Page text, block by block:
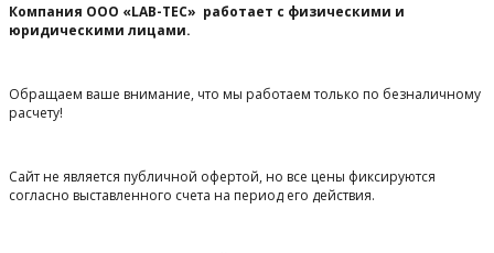
Компания ООО «LAB-TEC» работает с физическими и
юридическими лицами.
Обращаем ваше внимание, что мы работаем только по безналичному
расчету!
Сайт не является публичной офертой, но все цены фиксируются
согласно выставленного счета на период его действия.